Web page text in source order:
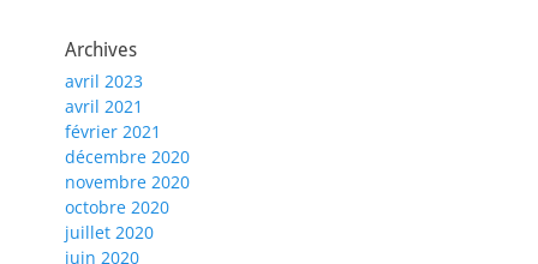
Archives
avril 2023
avril 2021
février 2021
décembre 2020
novembre 2020
octobre 2020
juillet 2020
juin 2020